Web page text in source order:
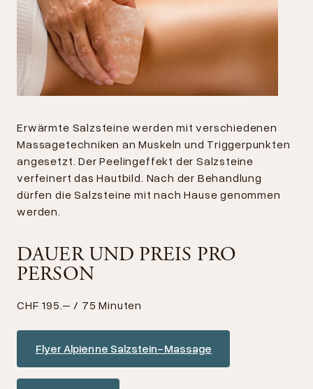
Erwärmte Salzsteine werden mit verschiedenen
Massagetechniken an Muskeln und Triggerpunkten
angesetzt. Der Peelingeffekt der Salzsteine
verfeinert das Hautbild. Nach der Behandlung
dürfen die Salzsteine mit nach Hause genommen
werden.
DAUER UND PREIS PRO
PERSON
CHF 195.– / 75 Minuten
Flyer Alpienne Salzstein-Massage